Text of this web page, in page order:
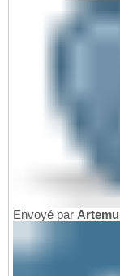
Envoyé par